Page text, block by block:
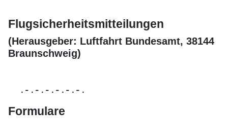
Flugsicherheitsmitteilungen
(Herausgeber: Luftfahrt Bundesamt, 38144
Braunschweig)
. - . - . - . - . - . - .
Formulare